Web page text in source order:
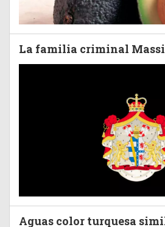
La familia criminal
Aguas color turquesa